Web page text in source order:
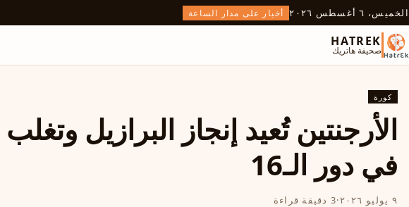
الخميس، ٦ أغسطس ٢٠٢٦ أخبار على مدار الساعة
HATREK
صحيفة هاتريك
كورة
في دور الـ16
٩ يوليو ٢٠٢٦ ·3 دقيقة قراءة